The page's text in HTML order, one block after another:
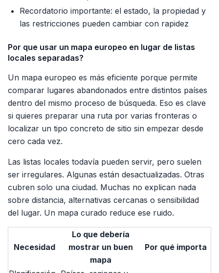
Recordatorio importante: el estado, la propiedad y
las restricciones pueden cambiar con rapidez
Por que usar un mapa europeo en lugar de listas
locales separadas?
Un mapa europeo es más eficiente porque permite
comparar lugares abandonados entre distintos países
dentro del mismo proceso de búsqueda. Eso es clave
si quieres preparar una ruta por varias fronteras o
localizar un tipo concreto de sitio sin empezar desde
cero cada vez.
Las listas locales todavía pueden servir, pero suelen
ser irregulares. Algunas están desactualizadas. Otras
cubren solo una ciudad. Muchas no explican nada
sobre distancia, alternativas cercanas o sensibilidad
del lugar. Un mapa curado reduce ese ruido.
Necesidad
Lo que debería
mostrar un buen
mapa
Por qué importa